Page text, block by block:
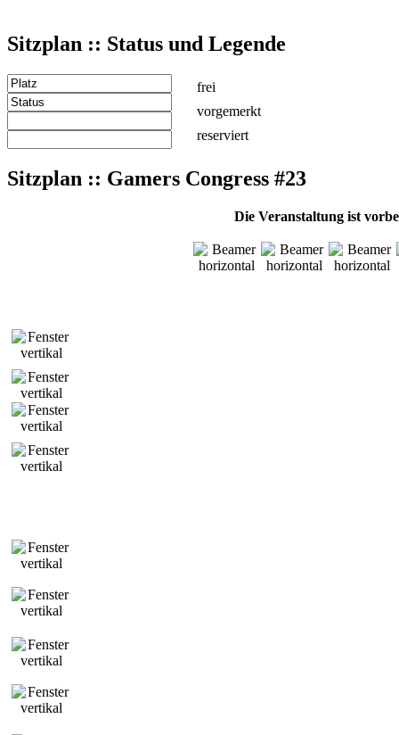
Sitzplan :: Status und Legende
frei
vorgemerkt
reserviert
Sitzplan :: Gamers Congress #23
Die Veranstaltung ist